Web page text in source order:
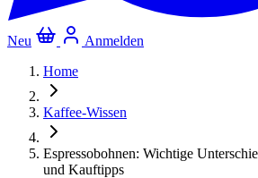
Neu
Anmelden
Home
Kaffee-Wissen
Espressobohnen: Wichtige
und Kauftipps